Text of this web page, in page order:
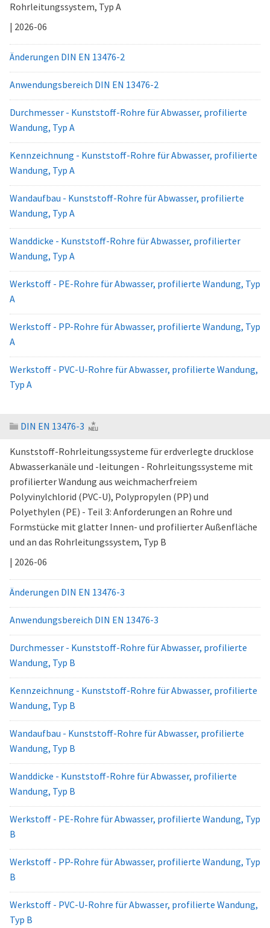
Rohrleitungssystem, Typ A
| 2026-06
Änderungen DIN EN 13476-2
Anwendungsbereich DIN EN 13476-2
Durchmesser - Kunststoff-Rohre für Abwasser, profilierte
Wandung, Typ A
Kennzeichnung - Kunststoff-Rohre für Abwasser, profilierte
Wandung, Typ A
Wandaufbau - Kunststoff-Rohre für Abwasser, profilierte
Wandung, Typ A
Wanddicke - Kunststoff-Rohre für Abwasser, profilierter
Wandung, Typ A
Werkstoff - PE-Rohre für Abwasser, profilierte Wandung, Typ
A
Werkstoff - PP-Rohre für Abwasser, profilierte Wandung, Typ
A
Werkstoff - PVC-U-Rohre für Abwasser, profilierte Wandung,
Typ A
DIN EN 13476-3
Kunststoff-Rohrleitungssysteme für erdverlegte drucklose
Abwasserkanäle und -leitungen - Rohrleitungssysteme mit
profilierter Wandung aus weichmacherfreiem
Polyvinylchlorid (PVC-U), Polypropylen (PP) und
Polyethylen (PE) - Teil 3: Anforderungen an Rohre und
Formstücke mit glatter Innen- und profilierter Außenfläche
und an das Rohrleitungssystem, Typ B
| 2026-06
Änderungen DIN EN 13476-3
Anwendungsbereich DIN EN 13476-3
Durchmesser - Kunststoff-Rohre für Abwasser, profilierte
Wandung, Typ B
Kennzeichnung - Kunststoff-Rohre für Abwasser, profilierte
Wandung, Typ B
Wandaufbau - Kunststoff-Rohre für Abwasser, profilierte
Wandung, Typ B
Wanddicke - Kunststoff-Rohre für Abwasser, profilierte
Wandung, Typ B
Werkstoff - PE-Rohre für Abwasser, profilierte Wandung, Typ
B
Werkstoff - PP-Rohre für Abwasser, profilierte Wandung, Typ
B
Werkstoff - PVC-U-Rohre für Abwasser, profilierte Wandung,
Typ B